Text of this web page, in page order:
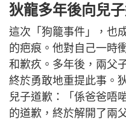
狄龍多年後向兒
這次「狗籠事件」，也
的疤痕。他對自己一時
和歉疚。多年後，兩父
終於勇敢地重提此事。
兒子道歉：「係爸爸唔
的道歉，終於解開了兩